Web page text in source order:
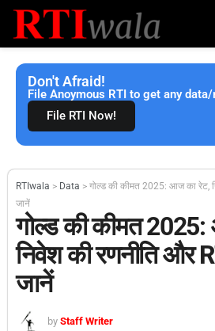
Don't Afraid!
File Anoymous RTI to get any
File RTI Now!
RTIwala > Data > गोल्ड की कीमत 2025: आज का रेट,
जानें
गोल्ड की कीमत
निवेश की रणनीति और
जानें
by Staff Writer